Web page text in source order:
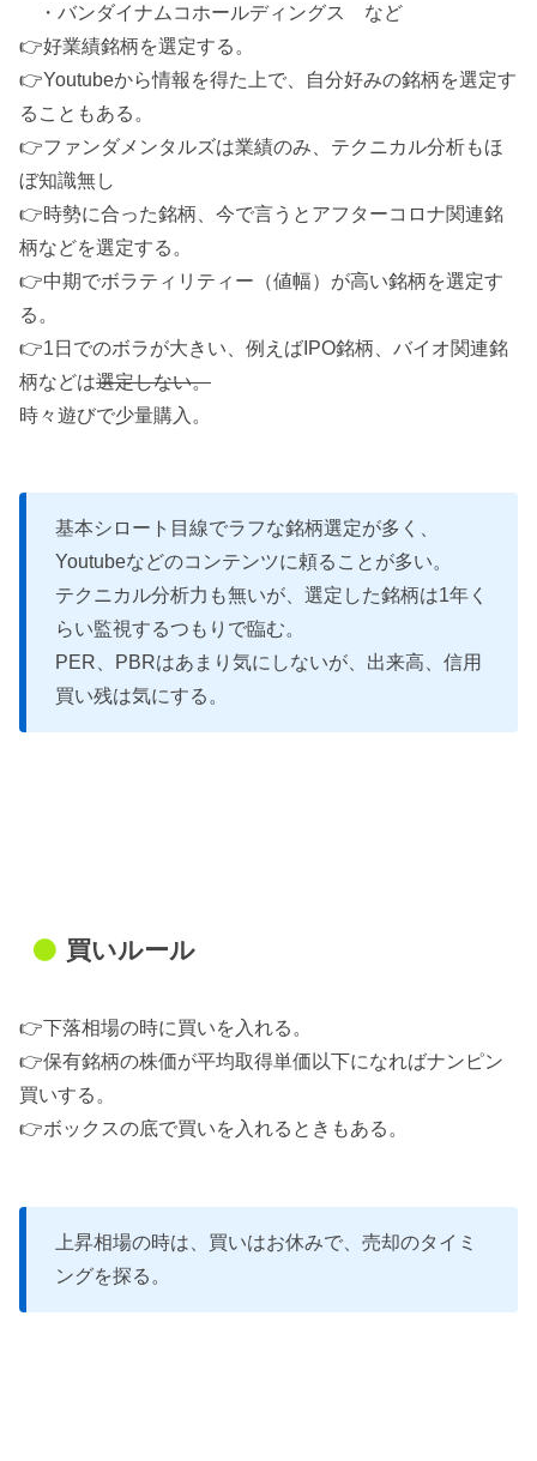
・バンダイナムコホールディングス など
👉好業績銘柄を選定する。
👉Youtubeから情報を得た上で、自分好みの銘柄を選定す
ることもある。
👉ファンダメンタルズは業績のみ、テクニカル分析もほ
ぼ知識無し
👉時勢に合った銘柄、今で言うとアフターコロナ関連銘
柄などを選定する。
👉中期でボラティリティー（値幅）が高い銘柄を選定す
る。
👉1日でのボラが大きい、例えばIPO銘柄、バイオ関連銘
柄などは選定しない。
時々遊びで少量購入。
基本シロート目線でラフな銘柄選定が多く、
Youtubeなどのコンテンツに頼ることが多い。
テクニカル分析力も無いが、選定した銘柄は1年く
らい監視するつもりで臨む。
PER、PBRはあまり気にしないが、出来高、信用
買い残は気にする。
買いルール
👉下落相場の時に買いを入れる。
👉保有銘柄の株価が平均取得単価以下になればナンピン
買いする。
👉ボックスの底で買いを入れるときもある。
上昇相場の時は、買いはお休みで、売却のタイミ
ングを探る。